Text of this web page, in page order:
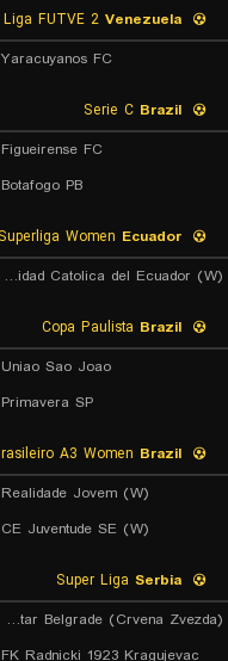
Venezuela
Yaracuyanos FC
Brazil
Figueirense FC
Botafogo PB
Ecuador
Universidad Catolica del Ecuador (W)
Brazil
Uniao Sao Joao
Primavera SP
Brazil
Realidade Jovem (W)
CE Juventude SE (W)
Serbia
FK Red Star Belgrade (Crvena Zvezda)
FK Radnicki 1923 Kragujevac